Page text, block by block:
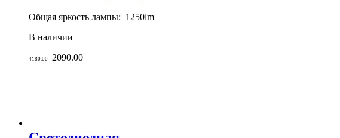
Общая яркость лампы: 1250lm
В наличии
4180.00 2090.00